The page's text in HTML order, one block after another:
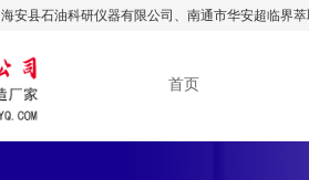
海安县石油科研仪器有限公司、南通市华安超临界
首页